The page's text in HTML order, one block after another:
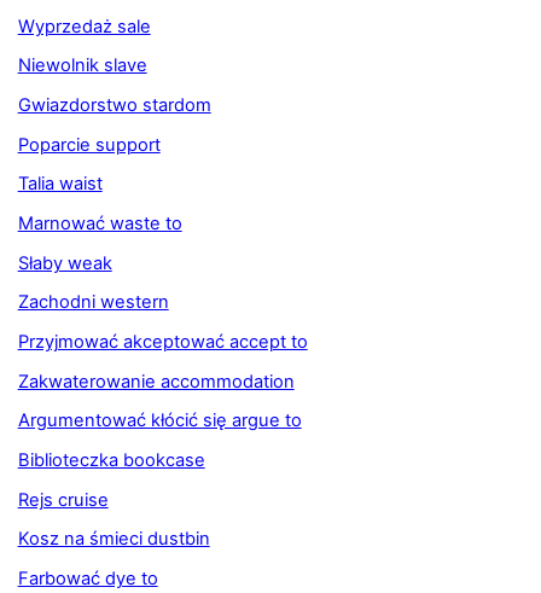
Wyprzedaż sale
Niewolnik slave
Gwiazdorstwo stardom
Poparcie support
Talia waist
Marnować waste to
Słaby weak
Zachodni western
Przyjmować akceptować accept to
Zakwaterowanie accommodation
Argumentować kłócić się argue to
Biblioteczka bookcase
Rejs cruise
Kosz na śmieci dustbin
Farbować dye to